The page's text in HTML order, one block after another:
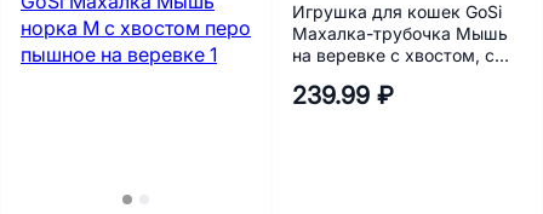
Игрушка для кошек GoSi
Махалка-трубочка Мышь
на веревке с хвостом, с
239.99 ₽